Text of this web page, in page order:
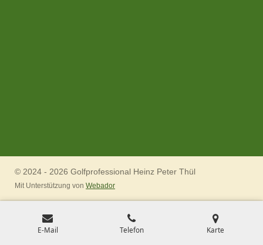
© 2024 - 2026 Golfprofessional Heinz Peter Thül
Mit Unterstützung von Webador
E-Mail Telefon Karte